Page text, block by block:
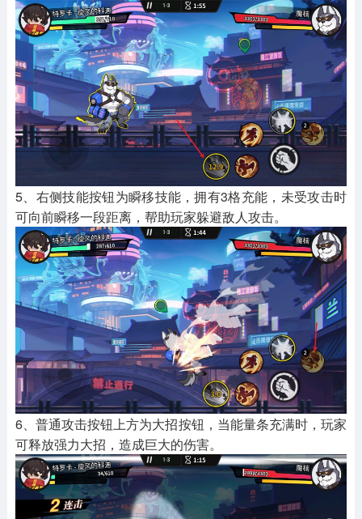
5、右侧技能按钮为瞬移技能，拥有3格充能，未受攻击时
可向前瞬移一段距离，帮助玩家躲避敌人攻击。
6、普通攻击按钮上方为大招按钮，当能量条充满时，玩家
可释放强力大招，造成巨大的伤害。